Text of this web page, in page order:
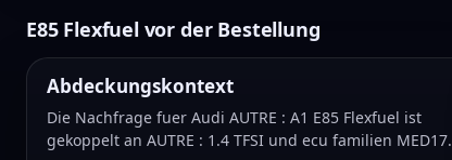
E85 Flexfuel vor der Bestellung
Abdeckungskontext
Die Nachfrage fuer Audi AUTRE : A1 E85 Flexfuel ist
gekoppelt an AUTRE : 1.4 TFSI und ecu familien MED17.